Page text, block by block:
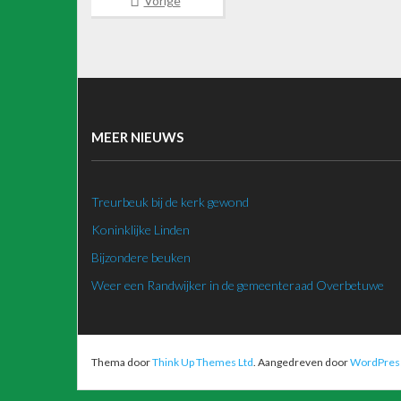
MEER NIEUWS
Treurbeuk bij de kerk gewond
Koninklijke Linden
Bijzondere beuken
Weer een Randwijker in de gemeenteraad Overbetuwe
Thema doorThink Up Themes Ltd. Aangedreven door